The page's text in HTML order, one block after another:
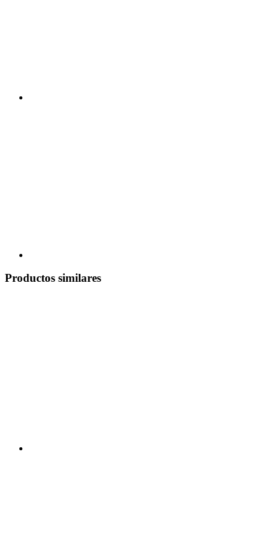
Productos similares